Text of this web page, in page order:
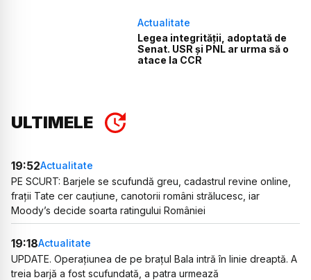
Actualitate
Legea integrității, adoptată de
Senat. USR și PNL ar urma să o
atace la CCR
ULTIMELE
19:52Actualitate
PE SCURT: Barjele se scufundă greu, cadastrul revine online,
frații Tate cer cauțiune, canotorii români strălucesc, iar
Moody’s decide soarta ratingului României
19:18Actualitate
UPDATE. Operațiunea de pe brațul Bala intră în linie dreaptă. A
treia barjă a fost scufundată, a patra urmează